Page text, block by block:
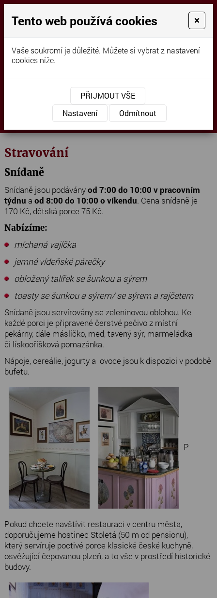
penzionpodvezi@gmail.com
MENU
Stravování
Snídaně
Snídaně jsou podáványod 7:00 do 10:00 v pracovním
týdnu a od 8:00 do 10:00 o víkendu. Cena snídaně je
170 Kč, dětská porce 75 Kč.
Nabízíme:
míchaná vajíčka
jemné vídeňské párečky
obložený talířek se šunkou a sýrem
toasty se šunkou a sýrem/ se sýrem a rajčetem
Snídaně jsou servírovány se zeleninovou oblohou. Ke
každé porci je připravené čerstvé pečivo z místní
pekárny, dále máslíčko, med, tavený sýr, marmeládka
či lískooříšková pomazánka.
Nápoje, cereálie, jogurty a ovoce jsou k dispozici v podobě
bufetu.
P
Pokud chcete navštívit restauraci v centru města,
doporučujeme hostinec Stoletá (50 m od pensionu),
který servíruje poctivé porce klasické české kuchyně,
osvěžující čepovanou plzeň, a to vše v prostředí historické
budovy.
Tento web používá cookies ×
Vaše soukromí je důležité. Můžete si vybrat z nastavení
cookies níže.
PŘIJMOUT VŠE
Nastavení
Odmítnout